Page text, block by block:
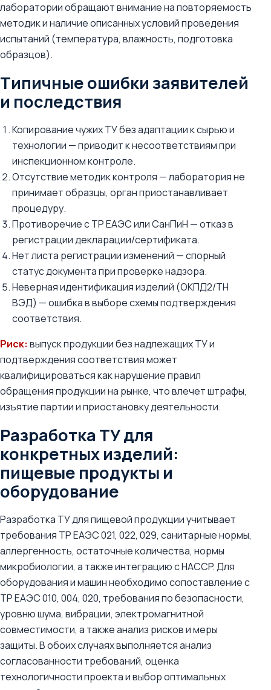
лаборатории обращают внимание на повторяемость
методик и наличие описанных условий проведения
испытаний (температура, влажность, подготовка
образцов).
Типичные ошибки заявителей
и последствия
Копирование чужих ТУ без адаптации к сырью и
технологии — приводит к несоответствиям при
инспекционном контроле.
Отсутствие методик контроля — лаборатория не
принимает образцы, орган приостанавливает
процедуру.
Противоречие с ТР ЕАЭС или СанПиН — отказ в
регистрации декларации/сертификата.
Нет листа регистрации изменений — спорный
статус документа при проверке надзора.
Неверная идентификация изделий (ОКПД2/ТН
ВЭД) — ошибка в выборе схемы подтверждения
соответствия.
Риск: выпуск продукции без надлежащих ТУ и
подтверждения соответствия может
квалифицироваться как нарушение правил
обращения продукции на рынке, что влечет штрафы,
изъятие партии и приостановку деятельности.
Разработка ТУ для
конкретных изделий:
пищевые продукты и
оборудование
Разработка ТУ для пищевой продукции учитывает
требования ТР ЕАЭС 021, 022, 029, санитарные нормы,
аллергенность, остаточные количества, нормы
микробиологии, а также интеграцию с HACCP. Для
оборудования и машин необходимо сопоставление с
ТР ЕАЭС 010, 004, 020, требования по безопасности,
уровню шума, вибрации, электромагнитной
совместимости, а также анализ рисков и меры
защиты. В обоих случаях выполняется анализ
согласованности требований, оценка
технологичности проекта и выбор оптимальных